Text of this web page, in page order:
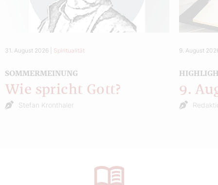
31. August 2026 Spiritualität
SOMMERMEINUNG
Wie spricht Gott?
Stefan Kronthaler
9. August
9.